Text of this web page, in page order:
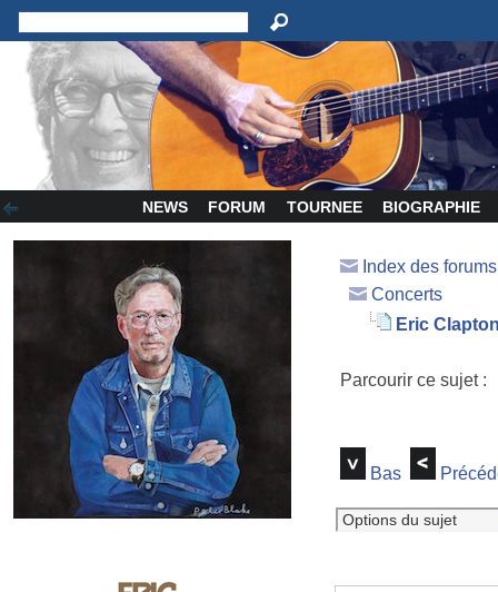
NEWS FORUM TOURNEE BIOGRAPHIE
Index des
Concerts
Eric
Parcourir ce sujet
Bas